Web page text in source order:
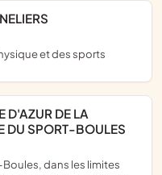
et des sports
DU SPORT-BOULES